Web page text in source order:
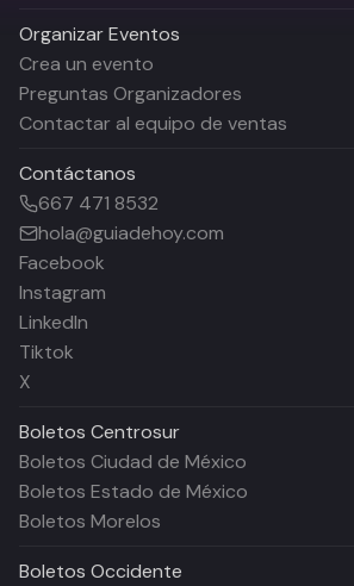
Organizar Eventos
Crea un evento
Preguntas Organizadores
Contactar al equipo de ventas
Contáctanos
667 471 8532
hola@guiadehoy.com
Facebook
Instagram
LinkedIn
Tiktok
X
Boletos Centrosur
Boletos Ciudad de México
Boletos Estado de México
Boletos Morelos
Boletos Occidente